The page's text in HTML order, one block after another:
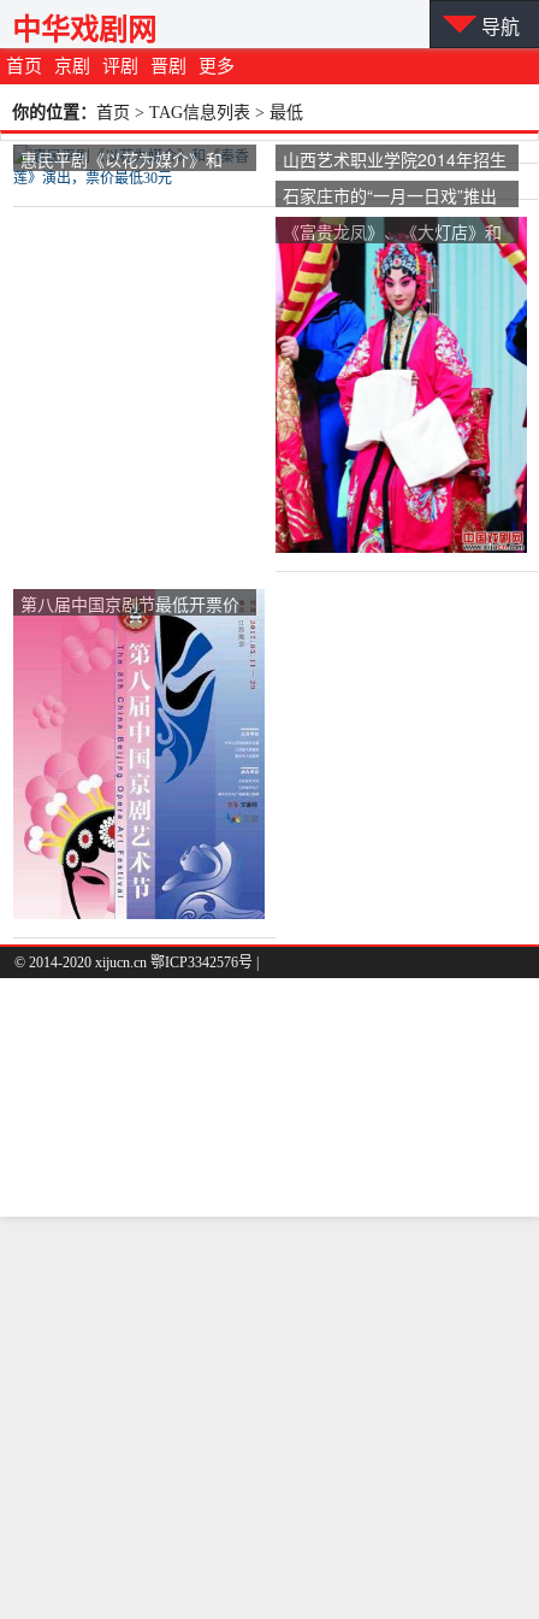
首页 京剧 评剧 晋剧 更多
中华戏剧网 导航
你的位置： 首页 > TAG信息列表 > 最低
惠民平剧《以花为媒介》和
《秦香莲》演出，票价最低30
山西艺术职业学院2014年招生
章程
石家庄市的“一月一日戏”推出
京剧《Xi史》和《迎接皇后与
龙袍》最低票价10元
《富贵龙凤》、《大灯店》和
《索林南国》是票价最低的经
典戏剧。
第八届中国京剧节最低开票价
© 2014-2020 xijucn.cn 鄂ICP3342576号 |